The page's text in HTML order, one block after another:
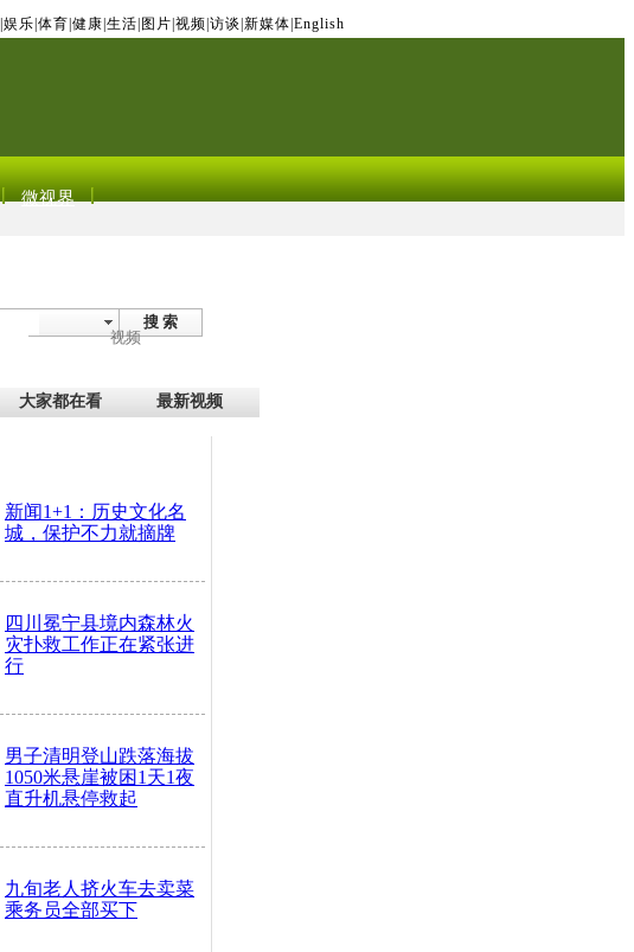
娱乐 体育 健康 生活 图片 视频 访谈 新媒体 English
微视界
搜 索
视频
大家都在看 最新视频
新闻1+1：历史文化名
城，保护不力就摘牌
四川冕宁县境内森林火
灾扑救工作正在紧张进
行
男子清明登山跌落海拔
1050米悬崖被困1天1夜
直升机悬停救起
九旬老人挤火车去卖菜
乘务员全部买下